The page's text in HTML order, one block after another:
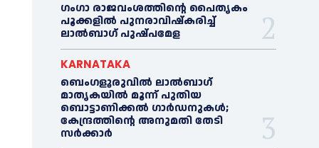
ഗംഗാ രാജവംശത്തിന്റെ പൈതൃകം
പൂക്കളിൽ പുനരാവിഷ്‌കരിച്ച്
ലാൽബാഗ് പുഷ്പമേള
KARNATAKA
ബെംഗളൂരുവിൽ ലാൽബാഗ്
മാതൃകയിൽ മൂന്ന് പുതിയ
ബൊട്ടാണിക്കൽ ഗാർഡനുകൾ;
കേന്ദ്രത്തിന്റെ അനുമതി തേടി
സർക്കാർ